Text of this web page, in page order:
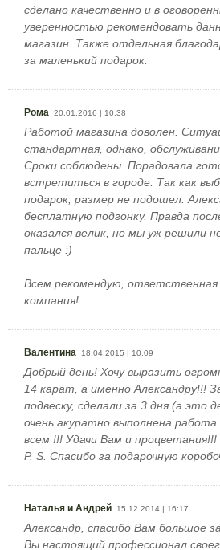
сделано качественно и в
уверенностью рекомендовать
магазин. Также отдельная
за маленький подарок.
Рома 20.01.2016 | 10:38
Работой магазина доволен.
стандартная, однако,
Сроки соблюдены. Порадовала
встретиться в городе. Так как
подарок, размер не подошел.
бесплатную подгонку. Правда
оказался велик, но мы уж решили
пальце :)
Всем рекомендую, ответственная
компания!
Валентина 18.04.2015 | 10:09
Добрый день! Хочу выразить
14 карат, а именно Александру!!!
подвеску, сделали за 3 дня (а это
очень акуратно выполнена
всем !!! Удачи Вам и процветания!!!
P. S. Спасибо за подарочную
Наталья и Андрей 15.12.2014 | 16:17
Александр, спасибо Вам большое
Вы настоящий профессионал